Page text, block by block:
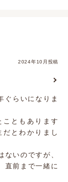
2024年10月投稿
ぐらいになりま
ともあります
とわかりまし
いのですが、
直前まで一緒に